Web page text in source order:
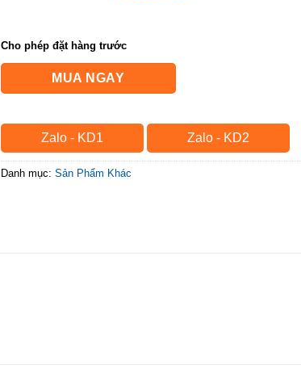
Cho phép đặt hàng trước
MUA NGAY
Zalo - KD1 Zalo - KD2
Danh mục: Sản Phẩm Khác